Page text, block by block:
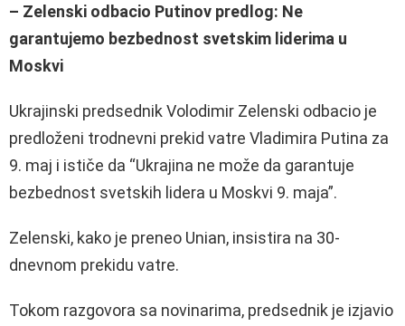
– Zelenski odbacio Putinov predlog: Ne
garantujemo bezbednost svetskim liderima u
Moskvi
Ukrajinski predsednik Volodimir Zelenski odbacio je
predloženi trodnevni prekid vatre Vladimira Putina za
9. maj i ističe da “Ukrajina ne može da garantuje
bezbednost svetskih lidera u Moskvi 9. maja”.
Zelenski, kako je preneo Unian, insistira na 30-
dnevnom prekidu vatre.
Tokom razgovora sa novinarima, predsednik je izjavio